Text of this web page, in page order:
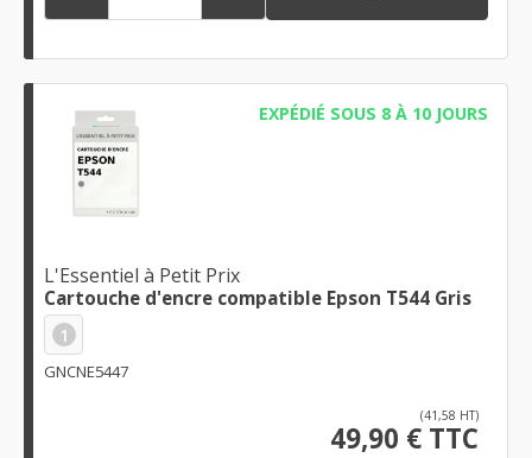
EXPÉDIÉ SOUS 8 À 10 JOURS
L'Essentiel à Petit Prix
Cartouche d'encre compatible Epson T544 Gris
1
GNCNE5447
(41,58 HT)
49,90 € TTC